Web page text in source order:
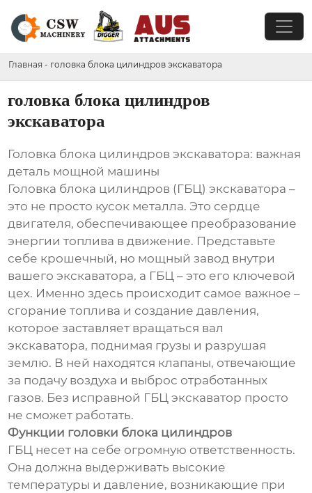
Главная - головка блока цилиндров экскаватора
головка блока цилиндров
экскаватора
Головка блока цилиндров экскаватора: важная
деталь мощной машины
Головка блока цилиндров (ГБЦ) экскаватора –
это не просто кусок металла. Это сердце
двигателя, обеспечивающее преобразование
энергии топлива в движение. Представьте
себе крошечный, но мощный завод внутри
вашего экскаватора, а ГБЦ – это его ключевой
цех. Именно здесь происходит самое важное –
сгорание топлива и создание давления,
которое заставляет вращаться вал
экскаватора, поднимая грузы и разрушая
землю. В ней находятся клапаны, отвечающие
за подачу воздуха и выброс отработанных
газов. Без исправной ГБЦ экскаватор просто
не сможет работать.
Функции головки блока цилиндров
ГБЦ несет на себе огромную ответственность.
Она должна выдерживать высокие
температуры и давление, возникающие при